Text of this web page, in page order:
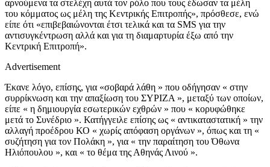
αρνούμενα τα στελέχη αυτά τον ρόλο που τους έδωσαν τα μέλη
του κόμματος ως μέλη της Κεντρικής Επιτροπής», πρόσθεσε, ενώ
είπε ότι «επιβεβαιώνονται έτσι τελικά και τα SMS για την
αντισυγκέντρωση αλλά και για τη διαμαρτυρία έξω από την
Κεντρική Επιτροπή».
Advertisement
Έκανε λόγο, επίσης, για «σοβαρά λάθη » που οδήγησαν « στην
συρρίκνωση και την απαξίωση του ΣΥΡΙΖΑ », μεταξύ των οποίων,
είπε « η δημιουργία εσωτερικών εχθρών » που « κορυφώθηκε
μετά το Συνέδριο ». Κατήγγειλε επίσης ως « αντικαταστατική » την
αλλαγή προέδρου ΚΟ « χωρίς απόφαση οργάνων », όπως και τη «
συζήτηση για τον Πολάκη », για « την παραίτηση του Όθωνα
Ηλιόπουλου », και « το θέμα της Αθηνάς Λινού ».